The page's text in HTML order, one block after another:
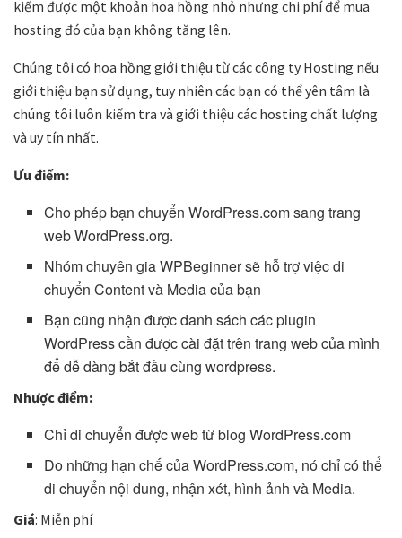
kiếm được một khoản hoa hồng nhỏ nhưng chi phí để mua
hosting đó của bạn không tăng lên.
Chúng tôi có hoa hồng giới thiệu từ các công ty Hosting nếu
giới thiệu bạn sử dụng, tuy nhiên các bạn có thể yên tâm là
chúng tôi luôn kiểm tra và giới thiệu các hosting chất lượng
và uy tín nhất.
Ưu điểm:
Cho phép bạn chuyển WordPress.com sang trang
web WordPress.org.
Nhóm chuyên gia WPBeginner sẽ hỗ trợ việc di
chuyển Content và Media của bạn
Bạn cũng nhận được danh sách các plugin
WordPress cần được cài đặt trên trang web của mình
để dễ dàng bắt đầu cùng wordpress.
Nhược điểm:
Chỉ di chuyển được web từ blog WordPress.com
Do những hạn chế của WordPress.com, nó chỉ có thể
di chuyển nội dung, nhận xét, hình ảnh và Media.
Giá: Miễn phí